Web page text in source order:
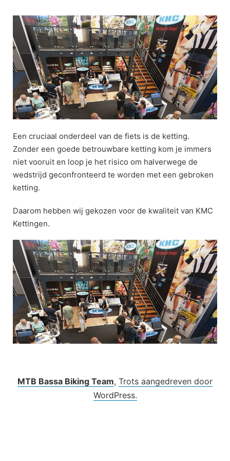
naar
inhoud
Een cruciaal onderdeel van de fiets is de ketting.
Zonder een goede betrouwbare ketting kom je immers
niet vooruit en loop je het risico om halverwege de
wedstrijd geconfronteerd te worden met een gebroken
ketting.
Daarom hebben wij gekozen voor de kwaliteit van KMC
Kettingen.
MTB Bassa Biking Team, Trots aangedreven door
WordPress.